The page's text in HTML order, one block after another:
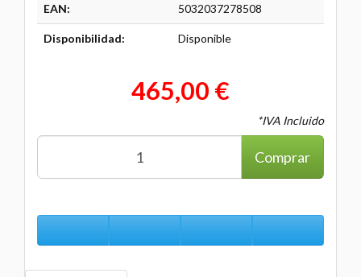
EAN: 5032037278508
Disponibilidad: Disponible
465,00 €
*IVA Incluido
Comprar